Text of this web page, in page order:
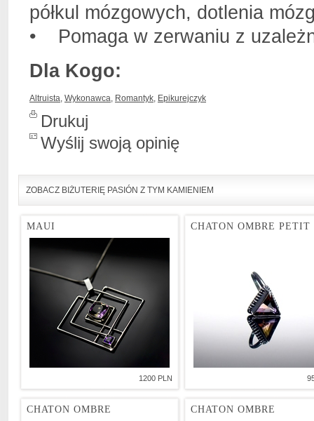
półkul mózgowych, dotlenia
• Pomaga w zerwaniu z
Dla Kogo:
Altruista, Wykonawca, Romantyk, Epikurejczyk
Drukuj
Wyślij swoją opinię
ZOBACZ BIŻUTERIĘ PASIÓN Z TYM KAMIENIEM
MAUI
1200 PLN
CHATON OMBRE PETIT
CHATON OMBRE CHATON OMBRE